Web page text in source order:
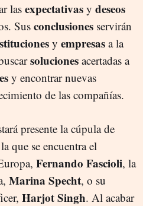
las expectativas y deseos
Sus conclusiones servirán
y empresas a la
soluciones acertadas a
y encontrar nuevas
de las compañías.
presente la cúpula de
que se encuentra el
Fernando Fascioli, la
Marina Specht, o su
Harjot Singh. Al acabar